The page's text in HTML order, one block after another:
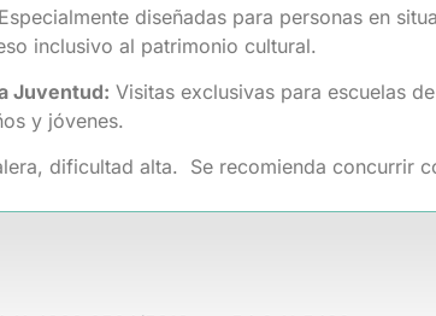
Especialmente diseñadas para personas en
inclusivo al patrimonio cultural.
Juventud: Visitas exclusivas para escuelas
y jóvenes.
dificultad alta. Se recomienda concurrir